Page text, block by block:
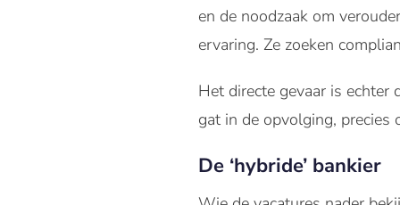
en de noodzaak om
ervaring. Ze zoeken
Het directe gevaar is
gat in de opvolging,
De ‘hybride’ bankier